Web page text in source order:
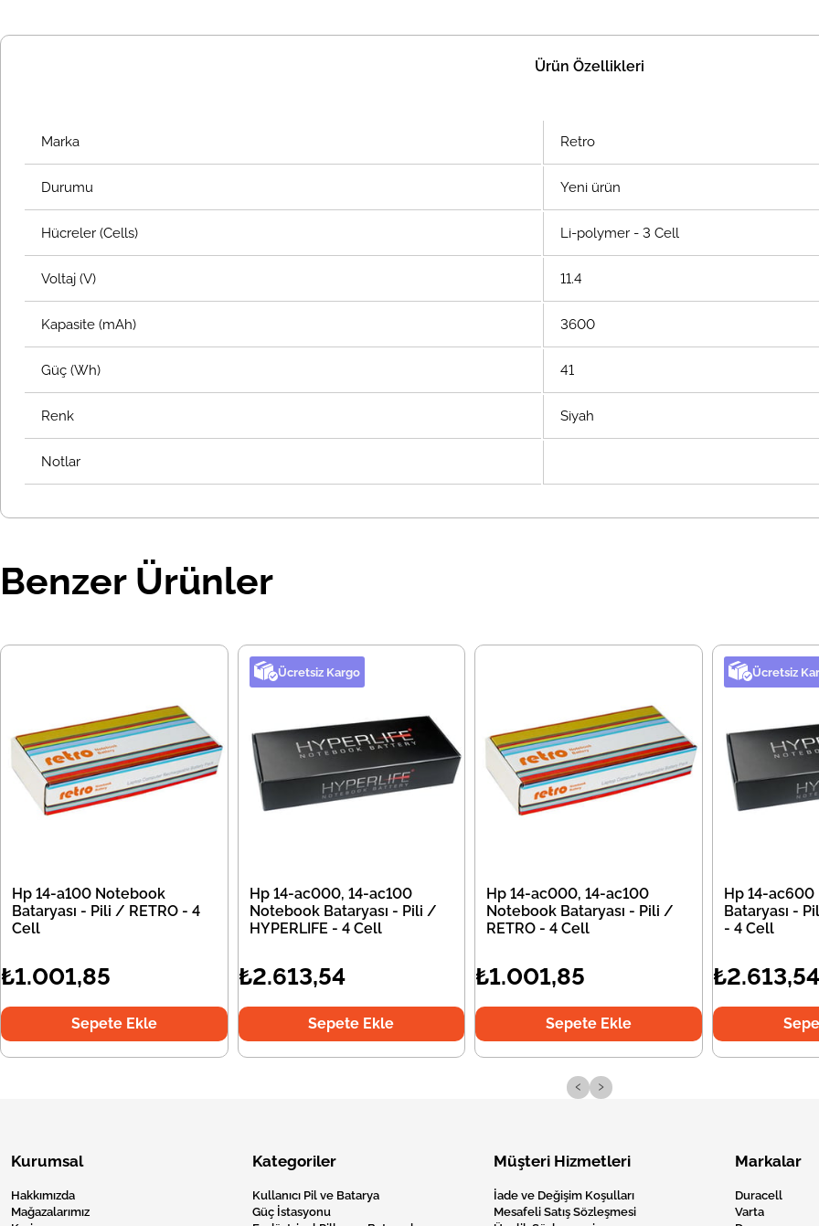
Ürün Özellikleri
Marka Retro
Durumu Yeni ürün
Hücreler (Cells) Li-polymer - 3 Cell
Voltaj (V) 11.4
Kapasite (mAh) 3600
Güç (Wh) 41
Renk Siyah
Notlar
Benzer Ürünler
Hp 14-a100 Notebook
Bataryası - Pili / RETRO - 4
Cell
₺1.001,85
Sepete Ekle
Ücretsiz Kargo
Hp 14-ac000, 14-ac100
Notebook Bataryası - Pili /
HYPERLIFE - 4 Cell
₺2.613,54
Sepete Ekle
Hp 14-ac000, 14-ac100
Notebook Bataryası - Pili /
RETRO - 4 Cell
₺1.001,85
Sepete Ekle
Ücretsiz
Hp 14-
Bataryası -
- 4 Cell
₺2.613,54
‹ ›
Kurumsal
Hakkımızda
Mağazalarımız
Kategoriler
Kullanıcı Pil ve Batarya
Güç İstasyonu
Müşteri Hizmetleri
İade ve Değişim Koşulları
Mesafeli Satış Sözleşmesi
Markalar
Duracell
Varta